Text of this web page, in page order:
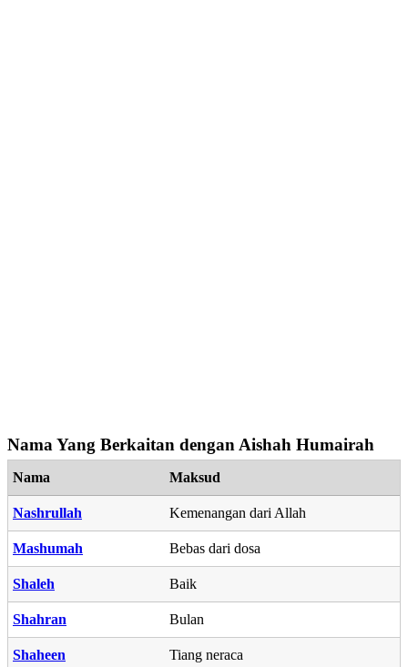
Nama Yang Berkaitan dengan Aishah Humairah
Nama Maksud
Nashrullah Kemenangan dari Allah
Mashumah Bebas dari dosa
Shaleh Baik
Shahran Bulan
Shaheen Tiang neraca